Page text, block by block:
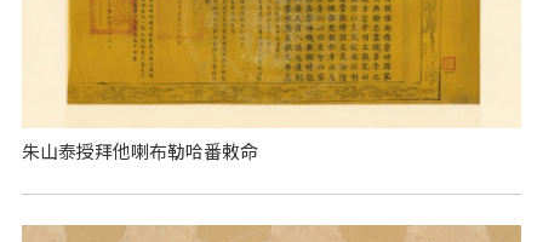
朱山泰授拜他喇布勒哈番敕命